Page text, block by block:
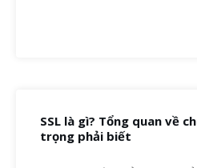
SSL là gì? Tổng quan về
trọng phải biết